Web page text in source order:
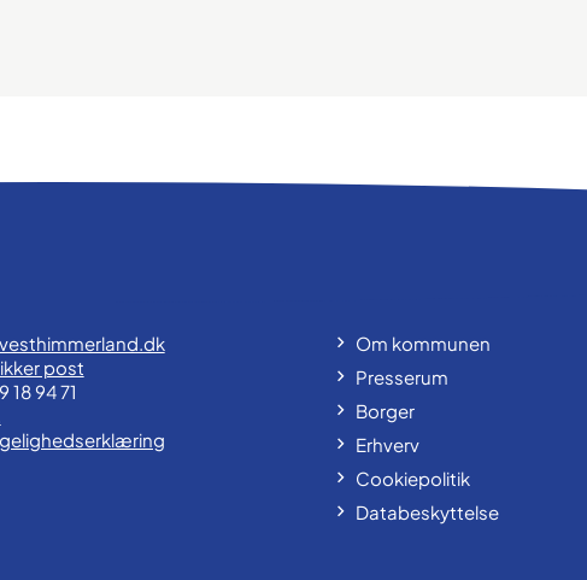
post
18 94 71
Om kommunen
Presserum
Borger
Erhverv
Cookiepolitik
Databeskyttelse